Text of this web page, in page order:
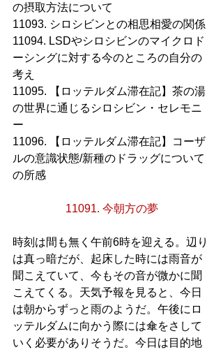
の摂取方法について
11093. シロシビンとの相思相愛の関係
11094. LSDやシロシビンのマイクロド
ーシングに対する今のところの自分の
考え
11095. 【ロッテルダム滞在記】茶の湯
の世界に通じるシロシビン・セレモニ
ー
11096. 【ロッテルダム滞在記】コーザ
ルの意識状態/新種のドラッグについて
の所感
11091. 今朝方の夢
時刻は間も無く午前6時を迎える。辺り
は真っ暗だが、起床した時には雨音が
聞こえていて、今もその音が微かに聞
こえてくる。天気予報を見ると、今日
は朝からずっと雨のようだ。午後にロ
ッテルダムに向かう際には傘をさして
いく必要がありそうだ。今日は目的地